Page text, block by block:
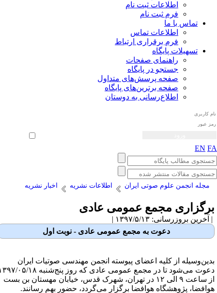
اطلاعات ثبت نام
فرم ثبت نام
تماس با ما
اطلاعات تماس
فرم برقراری ارتباط
تسهیلات پایگاه
راهنمای صفحات
جستجو در پایگاه
صفحه پرسش‌های متداول
صفحه برترین‌های پایگاه
اطلاع‌رسانی به دوستان
ورود خودکار
EN
مجله انجمن علوم صوتی ایران اطلاعات نشریه اخبار نشریه
مجمع عمومی عادی
بروزرسانی: ۱۳۹۷/۵/۱۳ |
دعوت به مجمع عمومی عادی - نوبت اول
از کلیه اعضای پیوسته انجمن مهندسی صوتیات ایران
دعوت می‌شود تا در مجمع عمومی عادی که روز پنج‌شنبه ۱۳۹۷/۰۵/۱۸
از ساعت ۹ الی ۱۲ در تهران، شهرک قدس، خیابان مهستان بن بست
پژوهشگاه هوافضا برگزار می‌گردد، حضور بهم رسانند.